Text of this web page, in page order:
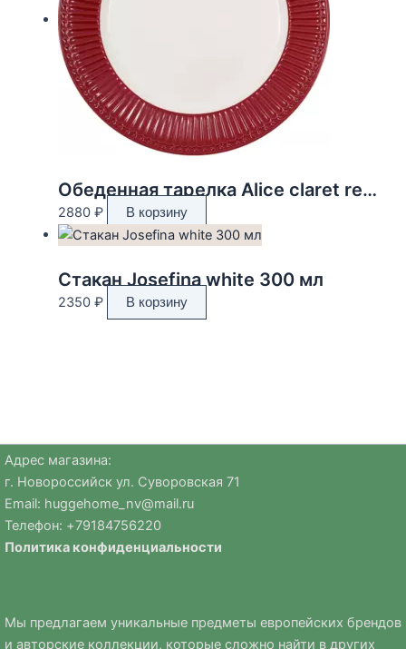
Обеденная тарелка Alice claret red 27 см
2880 ₽ В корзину
Стакан Josefina white 300 мл
2350 ₽ В корзину
Адрес магазина:
г. Новороссийск ул. Суворовская 71
Email: huggehome_nv@mail.ru
Телефон: +79184756220
Политика конфиденциальности
Мы предлагаем уникальные предметы европейских брендов
и авторские коллекции, которые сложно найти в других